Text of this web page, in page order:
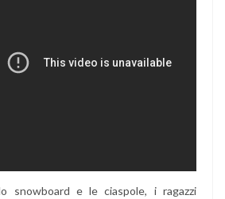
snowboard e le ciaspole, i ragazzi